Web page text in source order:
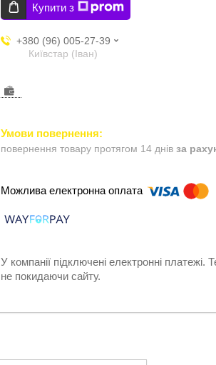
Купити з
+380 (96) 005-27-39
Київстар (Іван)
повернення товару протягом 14 днів за
У компанії підключені електронні
не покидаючи сайту.